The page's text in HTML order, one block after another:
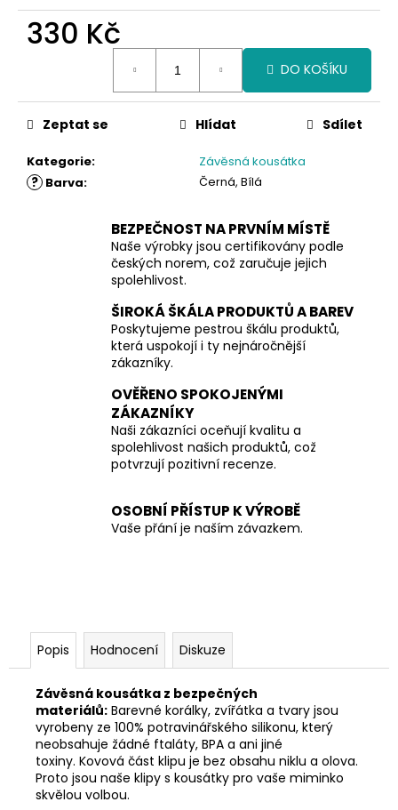
330 Kč
DO KOŠÍKU
Kategorie: Závěsná kousátka
? Barva: Černá, Bílá
Zeptat se Hlídat Sdílet
BEZPEČNOST NA PRVNÍM MÍSTĚ
Naše výrobky jsou certifikovány podle
českých norem, což zaručuje jejich
spolehlivost.
ŠIROKÁ ŠKÁLA PRODUKTŮ A BAREV
Poskytujeme pestrou škálu produktů,
která uspokojí i ty nejnáročnější
zákazníky.
OVĚŘENO SPOKOJENÝMI
ZÁKAZNÍKY
Naši zákazníci oceňují kvalitu a
spolehlivost našich produktů, což
potvrzují pozitivní recenze.
OSOBNÍ PŘÍSTUP K VÝROBĚ
Vaše přání je naším závazkem.
Popis Hodnocení Diskuze
Závěsná kousátka z bezpečných
materiálů: Barevné korálky, zvířátka a tvary jsou
vyrobeny ze 100% potravinářského silikonu, který
neobsahuje žádné ftaláty, BPA a ani jiné
toxiny. Kovová část klipu je bez obsahu niklu a olova.
Proto jsou naše klipy s kousátky pro vaše miminko
skvělou volbou.